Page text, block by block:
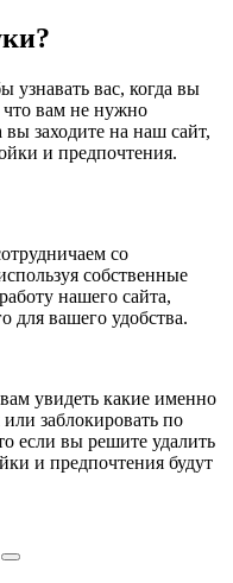
узнавать вас, когда вы
что вам не нужно
вы заходите на наш сайт,
и предпочтения.
со
собственные
нашего сайта,
для вашего удобства.
увидеть какие именно
заблокировать по
если вы решите удалить
и предпочтения будут